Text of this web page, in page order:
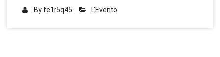
By fe1r5q45 L'Evento